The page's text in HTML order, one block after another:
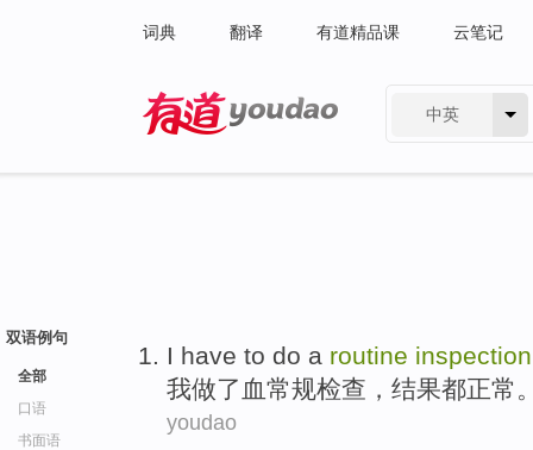
词典 翻译 有道精品课 云笔记
中英
双语例句
全部
口语
书面语
I have to do a routine inspection
我做了 血常规检查 ， 结果都正常
youdao